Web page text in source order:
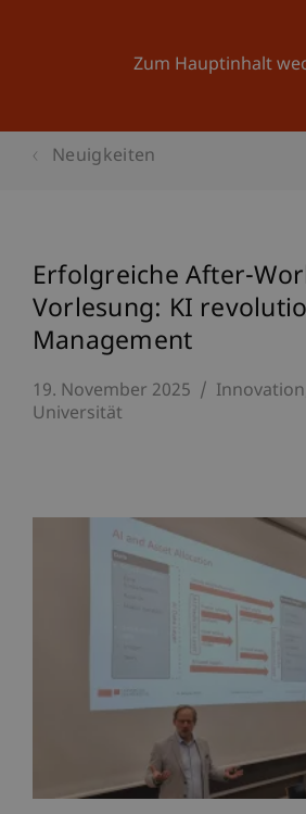
Zum Hauptinhalt
Neuigkeiten
Erfolgreiche After-
Vorlesung: KI
Management
19. November 2025 Innovation
Universität